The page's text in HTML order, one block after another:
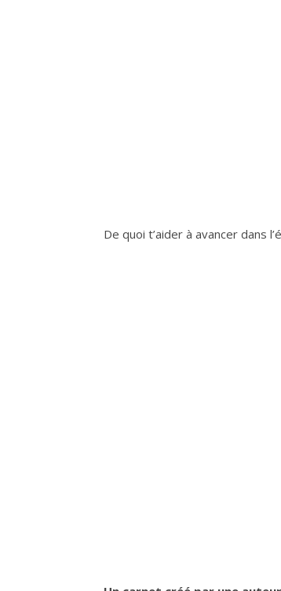
De quoi t’aider à avancer dans